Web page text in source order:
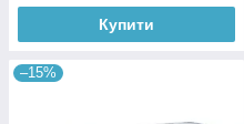
Купити
–15%